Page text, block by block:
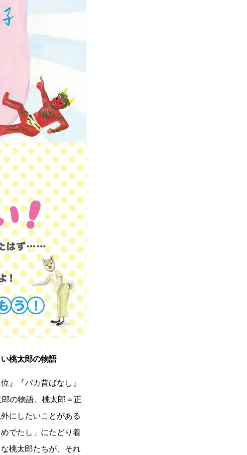
い桃太郎の物語
』『バカ昔ばなし』
の物語。桃太郎＝正
にしたいことがある
でたし」にたどり着
桃太郎たちが、それ